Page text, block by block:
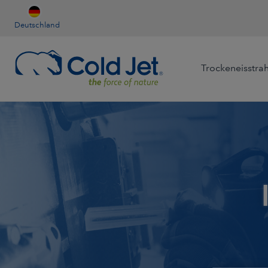
Deutschland
Reinigungsdienstleistung
Nahrungsmittel & Getränke
Medizinprodukt